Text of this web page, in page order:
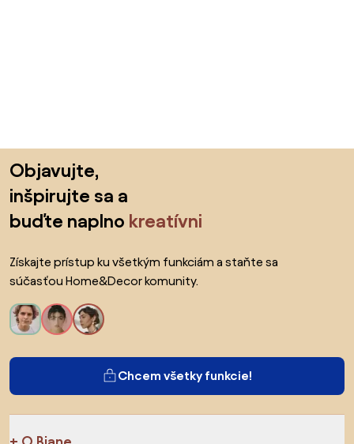
Objavujte,
inšpirujte sa a
buďte naplno kreatívni
Získajte prístup ku všetkým funkciám a staňte sa
súčasťou Home&Decor komunity.
Chcem všetky funkcie!
O Biane